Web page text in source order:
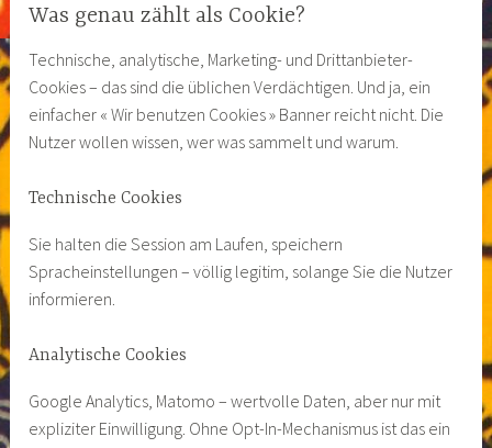
Was genau zählt als Cookie?
Technische, analytische, Marketing- und Drittanbieter-
Cookies – das sind die üblichen Verdächtigen. Und ja, ein
einfacher « Wir benutzen Cookies » Banner reicht nicht. Die
Nutzer wollen wissen, wer was sammelt und warum.
Technische Cookies
Sie halten die Session am Laufen, speichern
Spracheinstellungen – völlig legitim, solange Sie die Nutzer
informieren.
Analytische Cookies
Google Analytics, Matomo – wertvolle Daten, aber nur mit
expliziter Einwilligung. Ohne Opt-In-Mechanismus ist das ein